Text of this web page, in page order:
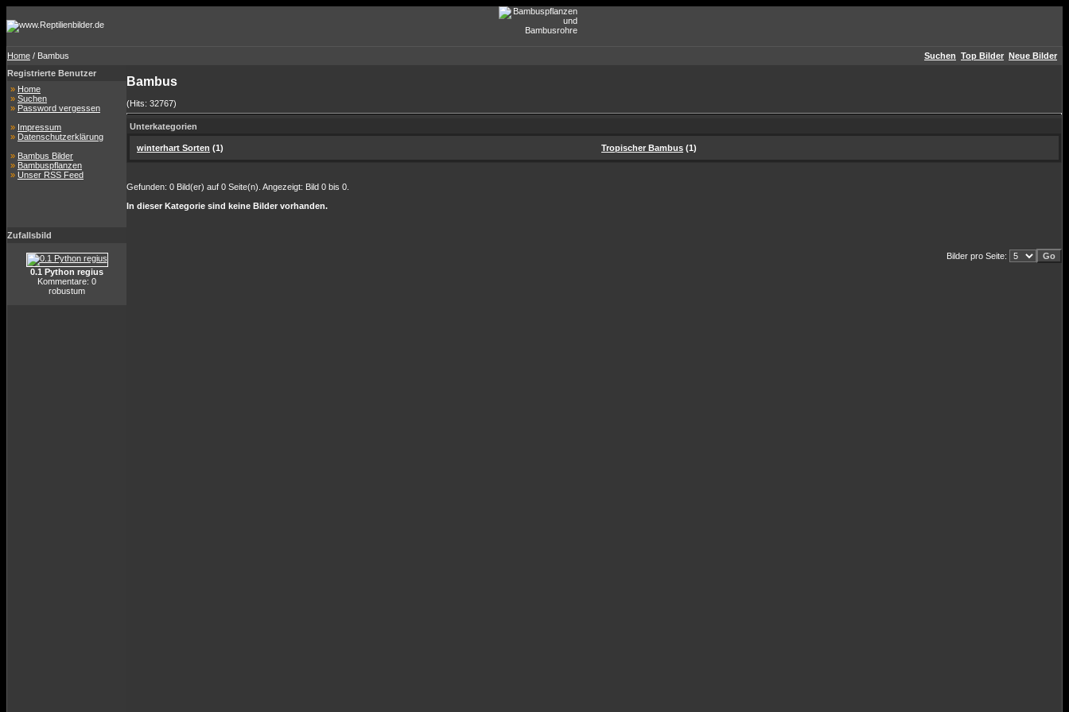
Home / Bambus Suchen Top Bilder Neue Bilder
Registrierte Benutzer
» Home
» Suchen
» Password vergessen
» Impressum
» Datenschutzerklärung
» Bambus Bilder
» Bambuspflanzen
» Unser RSS Feed
Zufallsbild
0.1 Python regius
Kommentare: 0
robustum
Bambus
(Hits: 32767)
Unterkategorien
winterhart Sorten (1) Tropischer Bambus (1)
Gefunden: 0 Bild(er) auf 0 Seite(n). Angezeigt: Bild 0 bis 0.
In dieser Kategorie sind keine Bilder vorhanden.
Bilder pro Seite: